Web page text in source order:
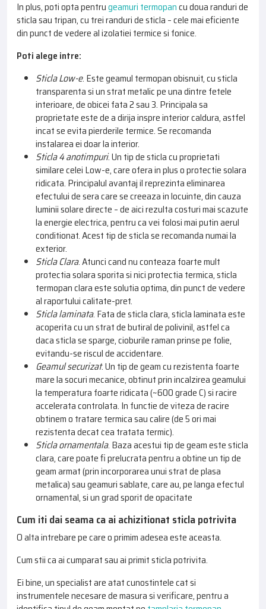
In plus, poti opta pentrugeamuri termopancu doua randuri de
sticla sau tripan, cu trei randuri de sticla – cele mai eficiente
din punct de vedere al izolatiei termice si fonice.
Poti alege intre:
Sticla Low-e. Este geamul termopan obisnuit, cu sticla
transparenta si un strat metalic pe una dintre fetele
interioare, de obicei fata 2 sau 3. Principala sa
proprietate este de a dirija inspre interior caldura, astfel
incat se evita pierderile termice. Se recomanda
instalarea ei doar la interior.
Sticla 4 anotimpuri. Un tip de sticla cu proprietati
similare celei Low-e, care ofera in plus o protectie solara
ridicata. Principalul avantaj il reprezinta eliminarea
efectului de sera care se creeaza in locuinte, din cauza
luminii solare directe – de aici rezulta costuri mai scazute
la energie electrica, pentru ca vei folosi mai putin aerul
conditionat. Acest tip de sticla se recomanda numai la
exterior.
Sticla Clara. Atunci cand nu conteaza foarte mult
protectia solara sporita si nici protectia termica, sticla
termopan clara este solutia optima, din punct de vedere
al raportului calitate-pret.
Sticla laminata. Fata de sticla clara, sticla laminata este
acoperita cu un strat de butiral de polivinil, astfel ca
daca sticla se sparge, cioburile raman prinse pe folie,
evitandu-se riscul de accidentare.
Geamul securizat. Un tip de geam cu rezistenta foarte
mare la socuri mecanice, obtinut prin incalzirea geamului
la temperatura foarte ridicata (~600 grade C) si racire
accelerata controlata. In functie de viteza de racire
obtinem o tratare termica sau calire (de 5 ori mai
rezistenta decat cea tratata termic).
Sticla ornamentala. Baza acestui tip de geam este sticla
clara, care poate fi prelucrata pentru a obtine un tip de
geam armat (prin incorporarea unui strat de plasa
metalica) sau geamuri sablate, care au, pe langa efectul
ornamental, si un grad sporit de opacitate
Cum iti dai seama ca ai achizitionat sticla potrivita
O alta intrebare pe care o primim adesea este aceasta.
Cum stii ca ai cumparat sau ai primit sticla potrivita.
Ei bine, un specialist are atat cunostintele cat si
instrumentele necesare de masura si verificare, pentru a